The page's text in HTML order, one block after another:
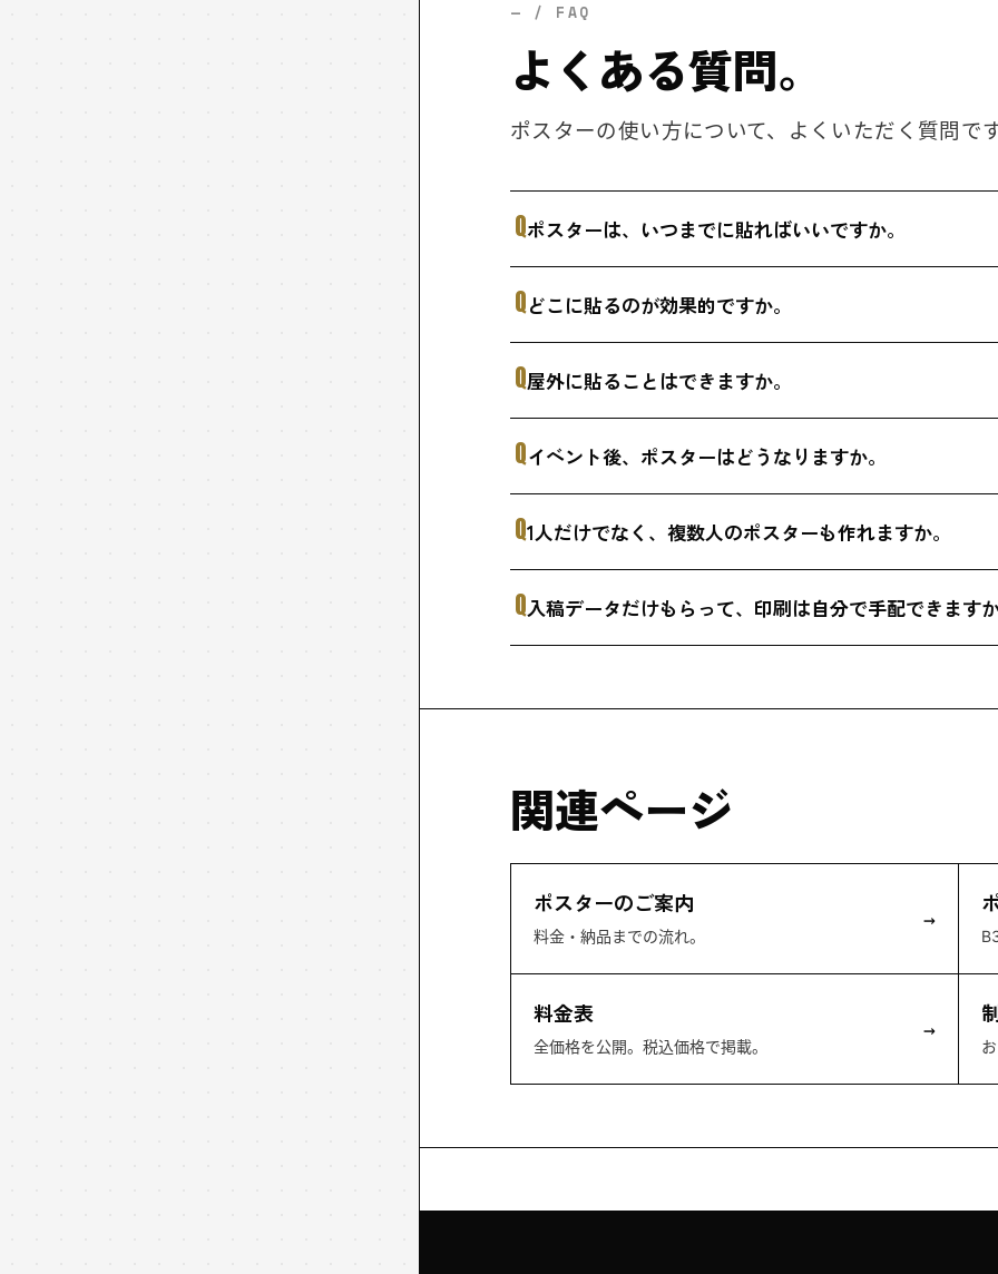
— / FAQ
よくある質問。
ポスターの使い方について、よくいただく質問で
Qポスターは、いつまでに貼ればいいですか。
Qどこに貼るのが効果的ですか。
Q屋外に貼ることはできますか。
Qイベント後、ポスターはどうなりますか。
Q1人だけでなく、複数人のポスターも作れますか。
Q入稿データだけもらって、印刷は自分で手配できます
関連ページ
ポスターのご案内
料金・納品までの流れ。
→
料金表
全価格を公開。税込価格で掲載。
→